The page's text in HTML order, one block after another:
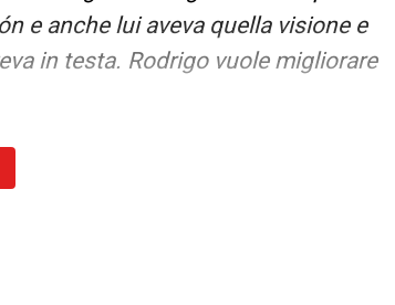
e anche lui aveva quella visione e
in testa. Rodrigo vuole migliorare